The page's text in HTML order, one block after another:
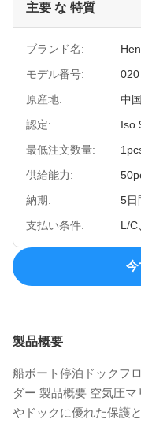
主要 な 特質
ブランド名:
モデル番号:
020
原産地:
中国
認定:
Iso
最低注文数量:
供給能力:
納期:
5日
支払い条件:
L/C
今
製品概要
船ボート停泊ドックフ
ダー 製品概要 空気圧
やドックに優れた保護